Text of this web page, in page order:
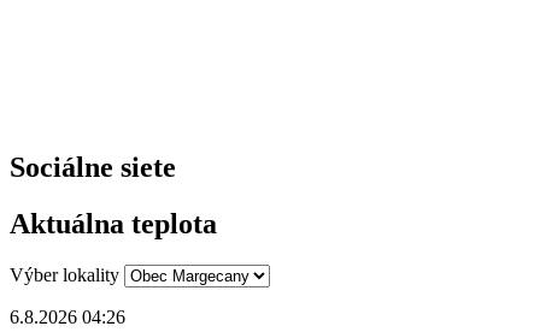
Sociálne siete
Aktuálna teplota
Výber lokality
6.8.2026 04:26